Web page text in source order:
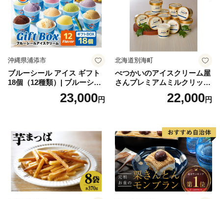
沖縄県浦添市
ブルーシール アイス ギフト
18個（12種類）| ブルーシー
ルアイス ブルーシールアイ
スクリーム 着日指定可能 送
誕生日 カップ 詰め合わせ バ
ラエティ | バニラ チョコレー
ト ストロベリー ピスタチオ
バニラ＆クッキー ウベ 沖縄
紅イモ 塩ちんすこう 沖縄シ
ークヮーサー 沖縄黒糖 琉球
ロイヤルミルクティ 沖縄パ
イン
23,000円
北海道別海町
べつかいのアイスクリーム屋
さんプレミアムミルクリッチ
12個（AP-01）（ 北海道アイ
ス 北海道産アイス アイス ア
道産アイス 道産アイスクリ
ーム ギフト 詰合せ 詰め合わ
せ ふるさと納税 ）
22,000円